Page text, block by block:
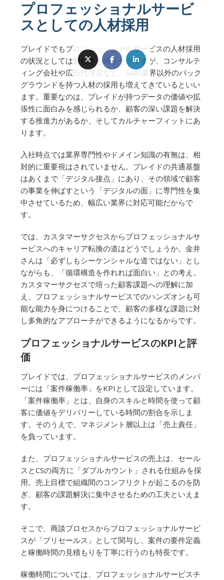
プロフェッショナルサービ
スとしての人材採用
プレイドでもプロフェッショナルサービスの人材採用
の状況としては難しさも伴うそうですが、コンサルテ
ィング会社や広告代理店など、SaaS業界以外のバック
グラウンドを持つ人材の採用も増えてきているといい
ます。重要なのは、プレイドが持つデータの価値や拡
張性に面白みを感じられるか、顧客の深い課題を解決
する推進力があるか、そしてカルチャーフィットにあ
ります。
入社時点では業界専門性やドメイン知識の有無は、相
対的に重要視はされていません。プレイドの共通基盤
はあくまで「デジタル接点」にあり、その領域で顧客
の事業を伸ばすという「デジタルの面」に専門性を集
中させているため、幅広い業界に対応可能だからで
す。
では、カスタマーサクセスからプロフェッショナルサ
ービスへのキャリア転換の道はどうでしょうか。金井
さんは「必ずしもシーケンシャルな道ではない」とし
ながらも、「循環構造を作れれば面白い」との考え。
カスタマーサクセスで培った顧客課題への理解に加
え、プロフェッショナルサービスでのハンズオンも可
能な能力を身につけることで、顧客の多様な課題に対
し多角的なアプローチができるようになるからです。
プロフェッショナルサービスのKPIと評
価
プレイドでは、プロフェッショナルサービスのメンバ
ーには「案件稼働率」をKPIとして設定しています。
「案件稼働率」とは、自身のスキルと時間を使って顧
客に価値をデリバリーしている時間の割合を示しま
す。そのうえで、マネジメント層以上は「売上責任」
を負っています。
また、プロフェッショナルサービスの売上は、セール
スとCSの両方に「ダブルカウント」される仕組みを採
用。売上目標で組織間のコンフリクトが起こるのを防
ぎ、顧客の課題解決に集中させるための工夫といえま
す。
そこで、商談プロセスからプロフェッショナルサービ
スが「プリセールス」として関与し、案件の要件定義
と稼働時間の見積もりを丁寧に行うのも特長です。
稼働時間については、プロフェッショナルサービスチ